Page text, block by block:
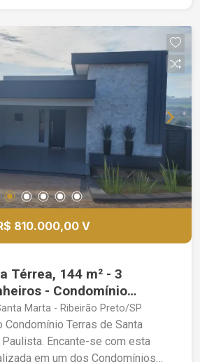
Cooktop, Forno e Exaustor;
com Churrasqueira; Lavanderia
Lavabo Externo; Energia
Chuveirão; Deck de
3 Vagas de Garagem; Cerca
de Segurança, Portão
810.000,00 V
Térrea, 144 m² - 3
- Condomínio
Martha - Bonfim
Marta - Ribeirão Preto/SP
Condomínio Terras de Santa
Encante-se com esta
em um dos Condomínios